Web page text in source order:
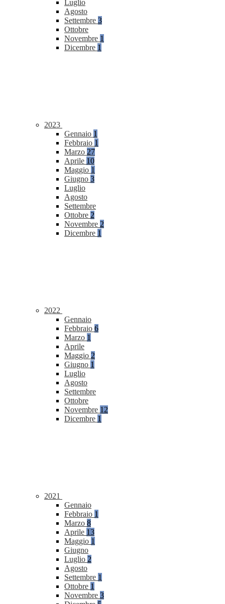
Luglio
Agosto
Settembre 3
Ottobre
Novembre 1
Dicembre 1
2023
Gennaio 1
Febbraio 1
Marzo 27
Aprile 10
Maggio 1
Giugno 3
Luglio
Agosto
Settembre
Ottobre 2
Novembre 2
Dicembre 1
2022
Gennaio
Febbraio 6
Marzo 1
Aprile
Maggio 2
Giugno 1
Luglio
Agosto
Settembre
Ottobre
Novembre 12
Dicembre 1
2021
Gennaio
Febbraio 1
Marzo 8
Aprile 13
Maggio 1
Giugno
Luglio 2
Agosto
Settembre 1
Ottobre 1
Novembre 3